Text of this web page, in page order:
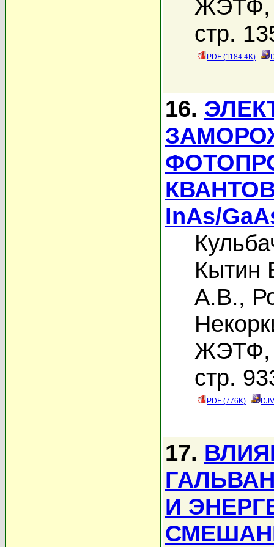
ЖЭТФ,
стр.
PDF (1184.4K)
16.
InAs/
Кытин
А.В.,
ЖЭТФ,
стр.
PDF (776K)
17.
И